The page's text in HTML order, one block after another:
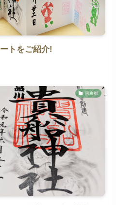
トをご紹介!
東京都